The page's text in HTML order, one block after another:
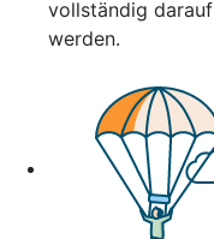
vollständig
werden.